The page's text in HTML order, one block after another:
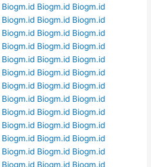
Biogm.id Biogm.id Biogm.id
Biogm.id Biogm.id Biogm.id
Biogm.id Biogm.id Biogm.id
Biogm.id Biogm.id Biogm.id
Biogm.id Biogm.id Biogm.id
Biogm.id Biogm.id Biogm.id
Biogm.id Biogm.id Biogm.id
Biogm.id Biogm.id Biogm.id
Biogm.id Biogm.id Biogm.id
Biogm.id Biogm.id Biogm.id
Biogm.id Biogm.id Biogm.id
Biogm.id Biogm.id Biogm.id
Biogm.id Biogm.id Biogm.id